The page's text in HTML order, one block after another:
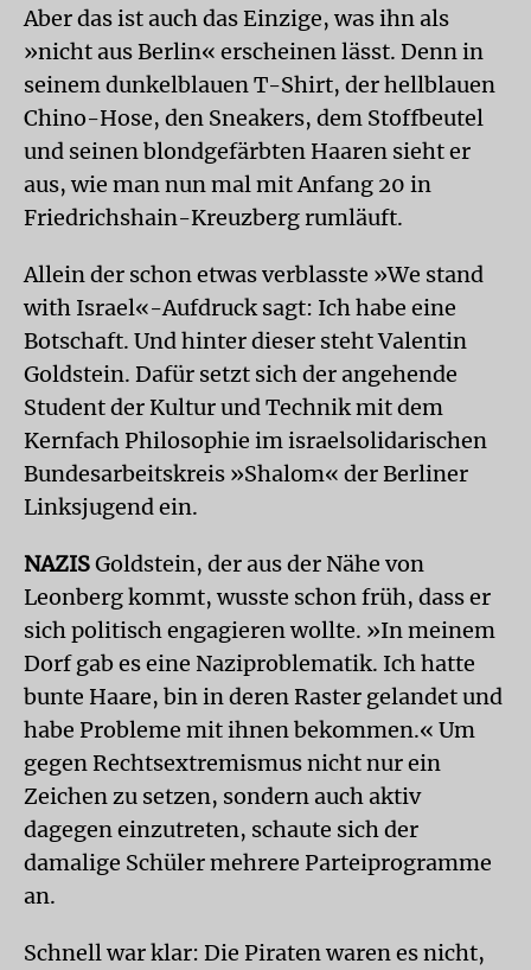
Aber das ist auch das Einzige, was ihn als
»nicht aus Berlin« erscheinen lässt. Denn in
seinem dunkelblauen T-Shirt, der hellblauen
Chino-Hose, den Sneakers, dem Stoffbeutel
und seinen blondgefärbten Haaren sieht er
aus, wie man nun mal mit Anfang 20 in
Friedrichshain-Kreuzberg rumläuft.
Allein der schon etwas verblasste »We stand
with Israel«-Aufdruck sagt: Ich habe eine
Botschaft. Und hinter dieser steht Valentin
Goldstein. Dafür setzt sich der angehende
Student der Kultur und Technik mit dem
Kernfach Philosophie im israelsolidarischen
Bundesarbeitskreis »Shalom« der Berliner
Linksjugend ein.
NAZISGoldstein, der aus der Nähe von
Leonberg kommt, wusste schon früh, dass er
sich politisch engagieren wollte. »In meinem
Dorf gab es eine Naziproblematik. Ich hatte
bunte Haare, bin in deren Raster gelandet und
habe Probleme mit ihnen bekommen.« Um
gegen Rechtsextremismus nicht nur ein
Zeichen zu setzen, sondern auch aktiv
dagegen einzutreten, schaute sich der
damalige Schüler mehrere Parteiprogramme
an.
Schnell war klar: Die Piraten waren es nicht,